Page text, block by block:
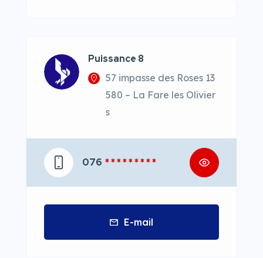
Puissance 8
57 impasse des Roses 13
580 – La Fare les Olivier
s
076 * * * * * * * * *
E-mail